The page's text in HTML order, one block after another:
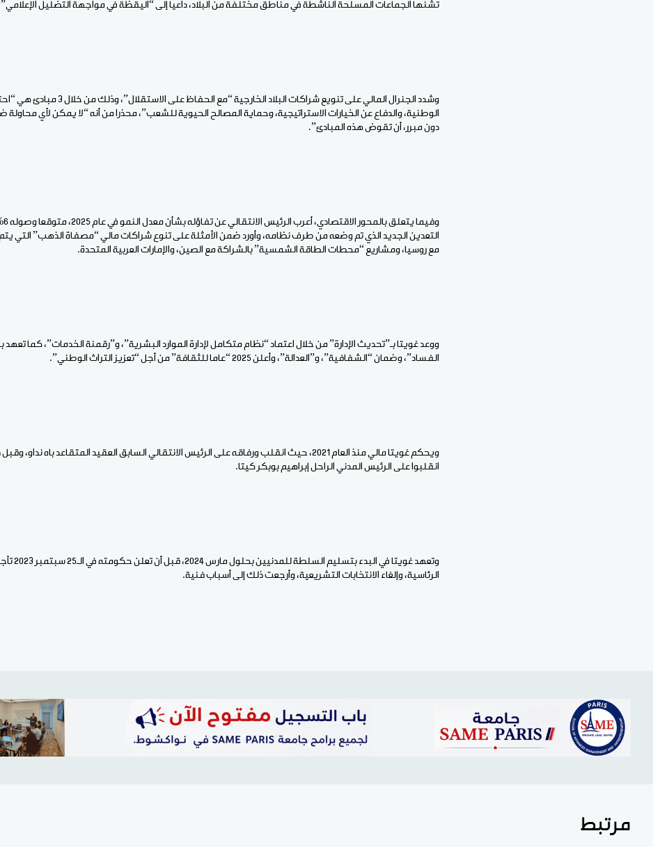
تشنها الجماعات المسلحة الناشطة في مناطق مختلفة من البلاد، داعيا إلى “اليقظة في مواجهة التضليل
وشدد الجنرال المالي على تنويع شراكات البلاد الخارجية “مع
الوطنية، والدفاع عن الخيارات الاستراتيجية، وحماية المصالح الحيوية للشعب”، محذرا من أنه “لا يمكن لأي محاولة
دون مبرر، أن تقوض هذه المبادئ”.
التعدين الجديد الذي تم وضعه من طرف نظامه، وأورد ضمن الأمثلة على تنوع شراكات مالي “مصفاة الذهب” التي يتم
مع روسيا، ومشاريع “محطات الطاقة الشمسية” بالشراكة مع الصين، والإمارات العربية المتحدة.
ووعد غويتا بـ”تحديث الإدارة” من خلال اعتماد “نظام متكامل لإدارة الموارد البشرية”، و”رقمنة الخدمات”، كما تعهد
الفساد”، وضمان “الشفافية”، و”العدالة”، وأعلن 2025 “عاما للثقافة” من أجل “تعزيز التراث الوطني”.
ويحكم غويتا مالي منذ العام 2021، حيث انقلب ورفاقه على الرئيس الانتقالي السابق العقيد المتقاعد باه نداو،
انقلبوا على الرئيس المدني الراحل إبراهيم بوبكر كيتا.
وتعهد غويتا في البدء
الرئاسية، وإلغاء الانتخابات التشريعية، وأرجعت ذلك إلى أسباب فنية.
مرتبط